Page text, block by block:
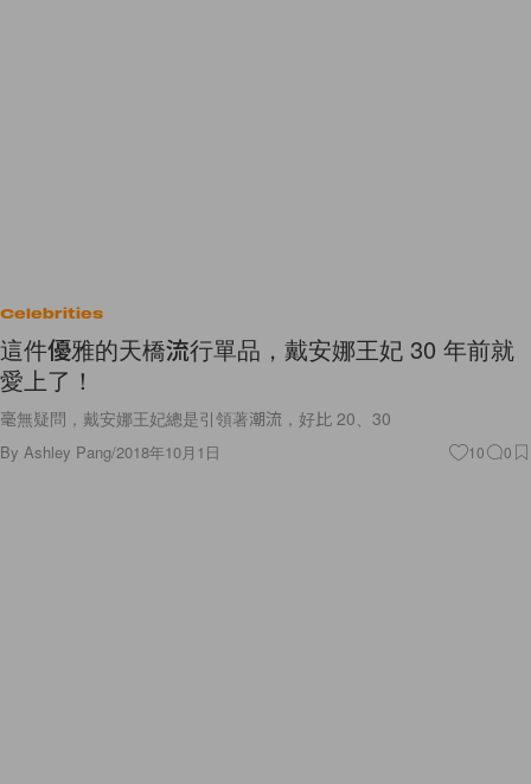
Celebrities
這件優雅的天橋流行單品，戴安娜王妃 30 年前就
愛上了！
毫無疑問，戴安娜王妃總是引領著潮流，好比 20、30
By Ashley Pang/2018年10月1日 10 0